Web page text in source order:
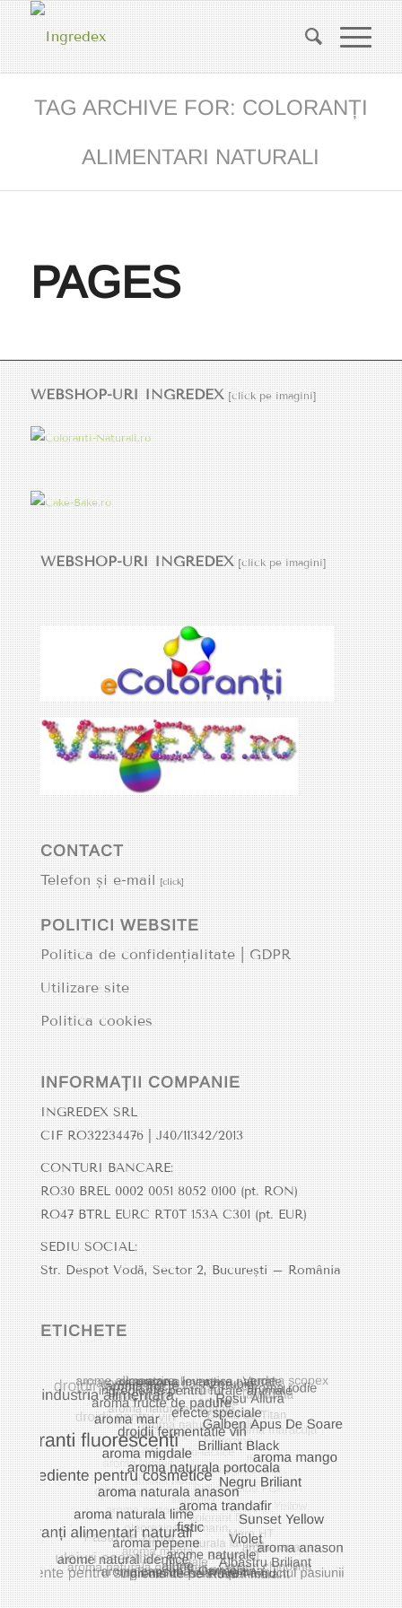
TAG ARCHIVE FOR: COLORANȚI
ALIMENTARI NATURALI
PAGES
WEBSHOP-URI INGREDEX[click pe imagini]
WEBSHOP-URI INGREDEX[click pe imagini]
CONTACT
Telefon și e-mail [click]
POLITICI WEBSITE
Politica de confidențialitate | GDPR
Utilizare site
Politica cookies
INFORMAȚII COMPANIE
INGREDEX SRL
CIF RO32234476 | J40/11342/2013
CONTURI BANCARE:
RO30 BREL 0002 0051 8052 0100 (pt. RON)
RO47 BTRL EURC RT0T 153A C301(pt. EUR)
SEDIU SOCIAL:
Str. Despot Vodă, Sector 2, București – România
ETICHETE